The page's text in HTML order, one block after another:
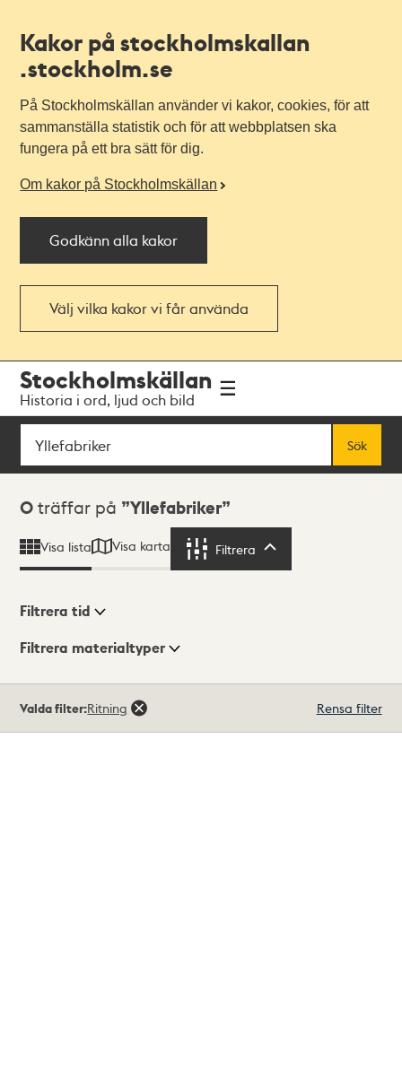
Kakor på stockholmskallan
.stockholm.se
På Stockholmskällan använder vi kakor, cookies, för att
sammanställa statistik och för att webbplatsen ska
fungera på ett bra sätt för dig.
Om kakor på Stockholmskällan
Godkänn alla kakor
Välj vilka kakor vi får använda
navigationen
huvudinnehållet
Stockholmskällan
Historia i ord, ljud och bild
Sök
Sök
Sökresultat
0 träffar på Yllefabriker
Visa lista Visa karta Filtrera
Visningsläge
Filtrera tid
Filtrera materialtyper
träffar
Valda filter:Ritning Rensa filter